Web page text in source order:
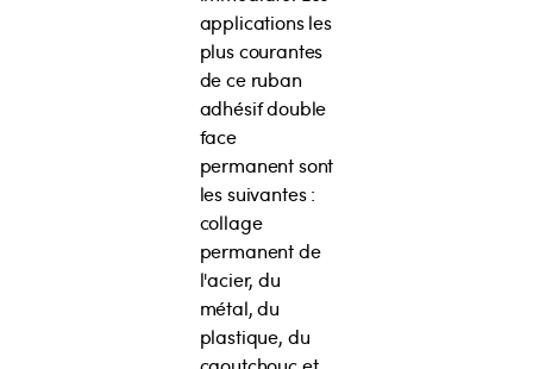
applications les
plus courantes
de ce ruban
adhésif double
face
permanent sont
les suivantes :
collage
permanent de
l'acier, du
métal, du
plastique, du